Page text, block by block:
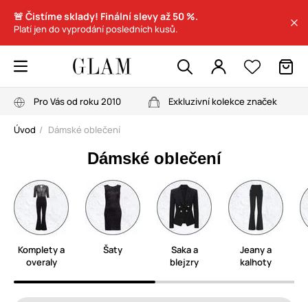
🚨 Čistíme sklady! Finální slevy až 50 %.
Platí jen do vyprodání posledních kusů.
Pro Vás od roku 2010 Exkluzivní kolekce značek
Úvod Dámské oblečení
Dámské oblečení
Komplety a
overaly
Šaty
Saka a
blejzry
Jeany a
kalhoty